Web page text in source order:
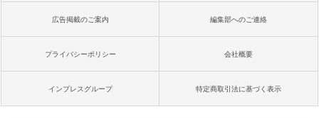
広告掲載のご案内 編集部へのご連絡
プライバシーポリシー 会社概要
インプレスグループ 特定商取引法に基づく表示